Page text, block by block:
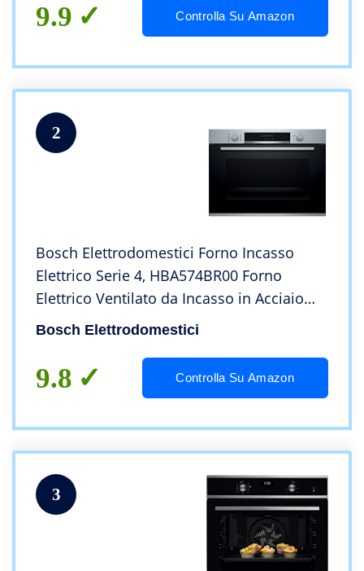
9.9 Controlla Su Amazon
2
Bosch Elettrodomestici Forno Incasso
Elettrico Serie 4, HBA574BR00 Forno
Elettrico Ventilato da Incasso in Acciaio
Inossidabile, Classe A, con 7 Programmi
Bosch Elettrodomestici
9.8 Controlla Su Amazon
3